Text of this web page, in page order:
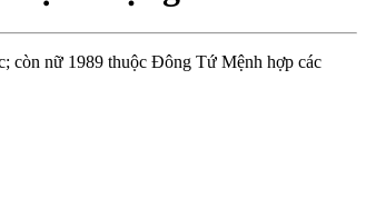
còn nữ 1989 thuộc Đông Tứ Mệnh hợp các